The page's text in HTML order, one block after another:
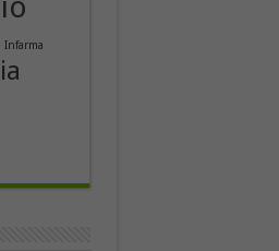
Infarma